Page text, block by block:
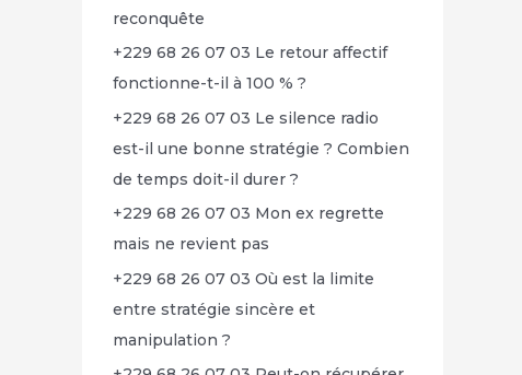
reconquête
+229 68 26 07 03 Le retour affectif
fonctionne-t-il à 100 % ?
+229 68 26 07 03 Le silence radio
est-il une bonne stratégie ? Combien
de temps doit-il durer ?
+229 68 26 07 03 Mon ex regrette
mais ne revient pas
+229 68 26 07 03 Où est la limite
entre stratégie sincère et
manipulation ?